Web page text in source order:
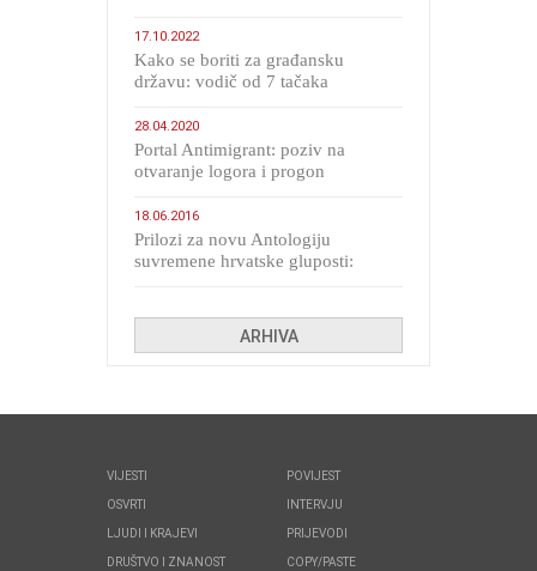
17.10.2022
Kako se boriti za građansku
državu: vodič od 7 tačaka
28.04.2020
Portal Antimigrant: poziv na
otvaranje logora i progon
18.06.2016
Prilozi za novu Antologiju
suvremene hrvatske gluposti:
ARHIVA
VIJESTI
OSVRTI
LJUDI I KRAJEVI
DRUŠTVO I ZNANOST
POVIJEST
INTERVJU
PRIJEVODI
COPY/PASTE